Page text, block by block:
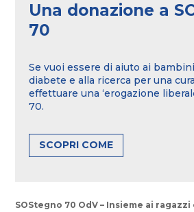
Una donazione a
70
Se vuoi essere di aiuto ai
diabete e alla ricerca per una
effettuare una ‘erogazione
70.
SCOPRI COME
SOStegno 70 OdV – Insieme ai